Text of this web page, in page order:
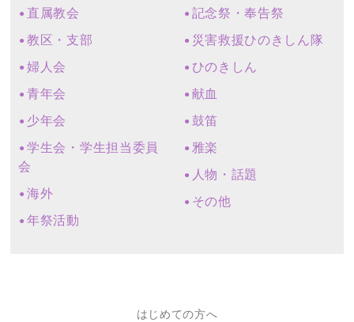
直属教会
教区・支部
婦人会
青年会
少年会
学生会・学生担当委員
会
海外
年祭活動
記念祭・奉告祭
災害救援ひのきしん隊
ひのきしん
献血
鼓笛
雅楽
人物・話題
その他
はじめての方へ